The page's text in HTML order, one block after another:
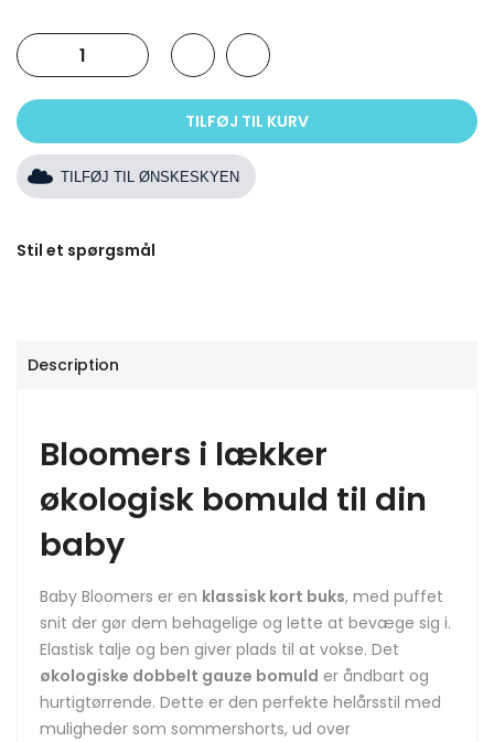
TILFØJ TIL KURV
TILFØJ TIL ØNSKESKYEN
Stil et spørgsmål
Description
Bloomers i lækker
økologisk bomuld til din
baby
Baby Bloomers er en klassisk kort buks, med puffet
snit der gør dem behagelige og lette at bevæge sig i.
Elastisk talje og ben giver plads til at vokse. Det
økologiske dobbelt gauze bomuld er åndbart og
hurtigtørrende. Dette er den perfekte helårsstil med
muligheder som sommershorts, ud over